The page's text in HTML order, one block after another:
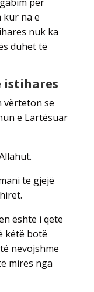
kur na e
nuk ka
duhet të
istihares
vërteton se
e Lartësuar
të gjejë
është i qetë
këtë botë
nevojshme
mires nga